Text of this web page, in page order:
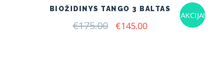
AKCIJA!
BIOŽIDINYS TANGO 3 BALTAS
€175.00 Original
€145.00Current